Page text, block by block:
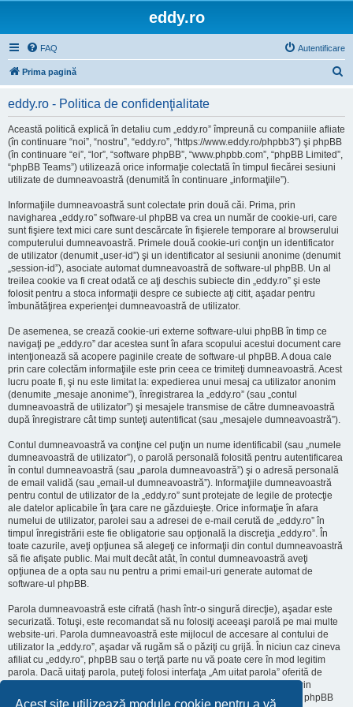
Acest site utilizează module cookie pentru a vă
eddy.ro
FAQ Autentificare
Prima pagină
eddy.ro - Politica de confidenţialitate
Această politică explică în detaliu cum „eddy.ro” împreună cu companiile afliate
(în continuare “noi”, “nostru”, “eddy.ro”, “https://www.eddy.ro/phpbb3”) şi phpBB
(în continuare “ei”, “lor”, “software phpBB”, “www.phpbb.com”, “phpBB Limited”,
“phpBB Teams”) utilizează orice informaţie colectată în timpul fiecărei sesiuni
utilizate de dumneavoastră (denumită în continuare „informaţiile”).
Informaţiile dumneavoastră sunt colectate prin două căi. Prima, prin
navigharea „eddy.ro” software-ul phpBB va crea un număr de cookie-uri, care
sunt fişiere text mici care sunt descărcate în fişierele temporare al browserului
computerului dumneavoastră. Primele două cookie-uri conţin un identificator
de utilizator (denumit „user-id”) şi un identificator al sesiunii anonime (denumit
„session-id”), asociate automat dumneavoastră de software-ul phpBB. Un al
treilea cookie va fi creat odată ce aţi deschis subiecte din „eddy.ro” şi este
folosit pentru a stoca informaţii despre ce subiecte aţi citit, aşadar pentru
îmbunătăţirea experienţei dumneavoastră de utilizator.
De asemenea, se crează cookie-uri externe software-ului phpBB în timp ce
navigaţi pe „eddy.ro” dar acestea sunt în afara scopului acestui document care
intenţionează să acopere paginile create de software-ul phpBB. A doua cale
prin care colectăm informaţiile este prin ceea ce trimiteţi dumneavoastră. Acest
lucru poate fi, şi nu este limitat la: expedierea unui mesaj ca utilizator anonim
(denumite „mesaje anonime”), înregistrarea la „eddy.ro” (sau „contul
dumneavoastră de utilizator”) şi mesajele transmise de către dumneavoastră
după înregistrare cât timp sunteţi autentificat (sau „mesajele dumneavoastră”).
Contul dumneavoastră va conţine cel puţin un nume identificabil (sau „numele
dumneavoastră de utilizator”), o parolă personală folosită pentru autentificarea
în contul dumneavoastră (sau „parola dumneavoastră”) şi o adresă personală
de email validă (sau „email-ul dumneavoastră”). Informaţiile dumneavoastră
pentru contul de utilizator de la „eddy.ro” sunt protejate de legile de protecţie
ale datelor aplicabile în ţara care ne găzduieşte. Orice informaţie în afara
numelui de utilizator, parolei sau a adresei de e-mail cerută de „eddy.ro” în
timpul înregistrării este fie obligatorie sau opţională la discreţia „eddy.ro”. În
toate cazurile, aveţi opţiunea să alegeţi ce informaţii din contul dumneavoastră
să fie afişate public. Mai mult decât atât, în contul dumneavoastră aveţi
opţiunea de a opta sau nu pentru a primi email-uri generate automat de
software-ul phpBB.
Parola dumneavoastră este cifrată (hash într-o singură direcţie), aşadar este
securizată. Totuşi, este recomandat să nu folosiţi aceeaşi parolă pe mai multe
website-uri. Parola dumneavoastră este mijlocul de accesare al contului de
utilizator la „eddy.ro”, aşadar vă rugăm să o păziţi cu grijă. În niciun caz cineva
afiliat cu „eddy.ro”, phpBB sau o terţă parte nu vă poate cere în mod legitim
parola. Dacă uitaţi parola, puteţi folosi interfaţa „Am uitat parola” oferită de
software-ul phpBB. Această procedură vă va genera o nouă parolă prin
transmiterea numelui de utilizator şi a adresei email, apoi software-ul phpBB